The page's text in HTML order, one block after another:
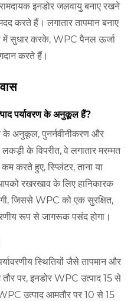
इनडोर जलवायु बनाए रखने
करते हैं। लगातार तापमान बनाए
में सुधार करके, WPC पैनल ऊर्जा
करते हैं।
पर्यावरण के अनुकूल हैं?
के अनुकूल, पुनर्नवीनीकरण और
के विपरीत, वे लगातार मरम्मत
करते हुए, स्प्लिंटर, ताना या
रखरखाव के लिए हानिकारक
जिससे WPC को एक सुरक्षित,
रूप से जागरूक पसंद होगा।
स्थितियों जैसे तापमान और
पर, इनडोर WPC उत्पाद 15 से
उत्पाद आमतौर पर 10 से 15